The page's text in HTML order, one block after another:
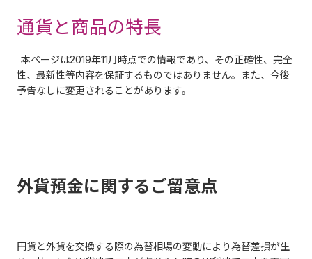
通貨と商品の特長
本ページは2019年11月時点での情報であり、その正確性、完全
性、最新性等内容を保証するものではありません。また、今後
予告なしに変更されることがあります。
外貨預金に関するご留意点
円貨と外貨を交換する際の為替相場の変動により為替差損が生